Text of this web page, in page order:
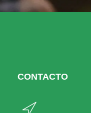
CONTACTO